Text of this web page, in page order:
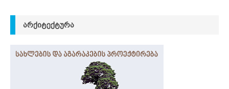
ᲐᲠᲥᲘᲢᲔᲥᲢᲣᲠᲐ